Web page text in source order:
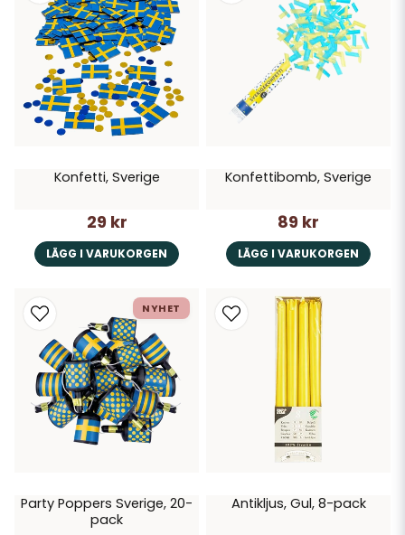
Konfetti, Sverige
29 kr
LÄGG I VARUKORGEN
Konfettibomb, Sverige
89 kr
LÄGG I VARUKORGEN
Party Poppers Sverige, 20-
pack
NYHET
Antikljus, Gul, 8-pack